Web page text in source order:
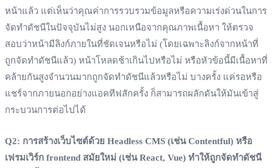
หน้าแล้ว แต่เห็นว่าคุณค่าการรวบรวมข้อมูลหรือความเร่งด่วนในการ
จัดทำดัชนีในปัจจุบันไม่สูง นอกเหนือจากคุณภาพเนื้อหา ให้ตรวจ
สอบว่าหน้ามีลิงก์ภายในที่ชัดเจนหรือไม่ (โดยเฉพาะลิงก์จากหน้าที่
ถูกจัดทำดัชนีแล้ว) หน้าโหลดช้าเกินไปหรือไม่ หรือหัวข้อนี้มีเนื้อหาที่
คล้ายกันสูงจำนวนมากถูกจัดทำดัชนีแล้วหรือไม่ บางครั้ง แค่รอหรือ
แชร์จากภายนอกอย่างแอคทีฟสักครั้ง ก็สามารถผลักดันให้มันเข้าสู่
กระบวนการต่อไปได้
Q2: การสร้างเว็บไซต์ด้วย Headless CMS (เช่น Contentful) หรือ
เฟรมเวิร์ก frontend สมัยใหม่ (เช่น React, Vue) ทำให้ถูกจัดทำดัชนี